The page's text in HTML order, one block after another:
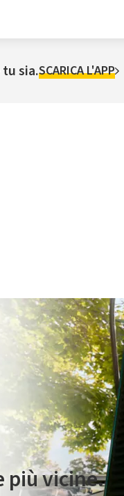
sia.SCARICA L'APP
On The Road
più vicine.